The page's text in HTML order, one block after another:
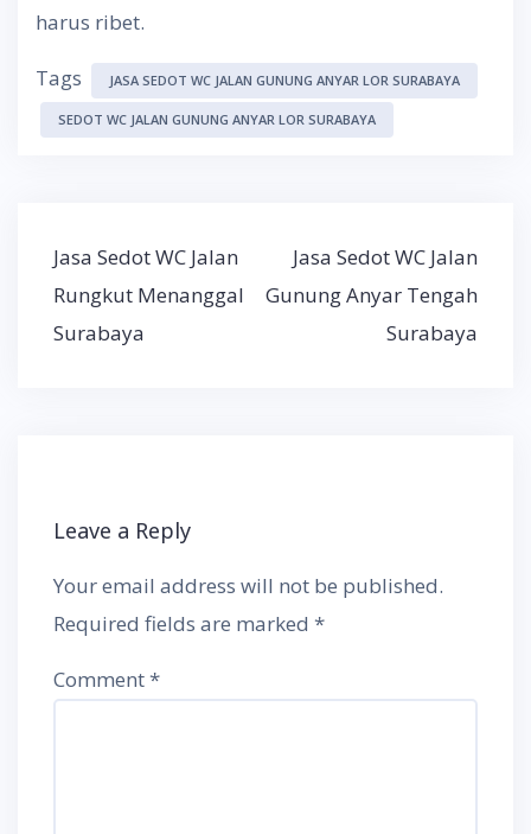
harus ribet.
Tags JASA SEDOT WC JALAN GUNUNG ANYAR LOR SURABAYA
SEDOT WC JALAN GUNUNG ANYAR LOR SURABAYA
Post
navigation
Jasa Sedot WC Jalan
Rungkut Menanggal
Surabaya
Jasa Sedot WC Jalan
Gunung Anyar Tengah
Surabaya
Leave a Reply
Your email address will not be published.
Required fields are marked *
Comment*